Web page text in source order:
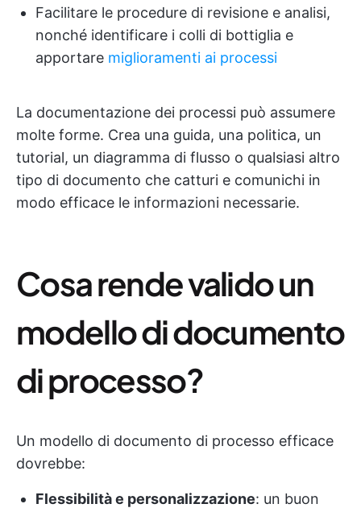
Facilitare le procedure di revisione e analisi,
nonché identificare i colli di bottiglia e
apportare miglioramenti ai processi
La documentazione dei processi può assumere
molte forme. Crea una guida, una politica, un
tutorial, un diagramma di flusso o qualsiasi altro
tipo di documento che catturi e comunichi in
modo efficace le informazioni necessarie.
Cosa rende valido un
modello di documento
di processo?
Un modello di documento di processo efficace
dovrebbe:
Flessibilità e personalizzazione: un buon